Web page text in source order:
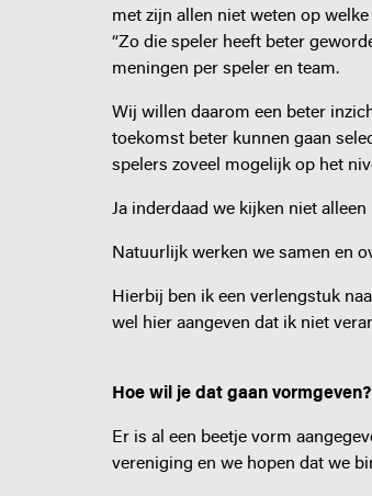
met zijn allen niet weten op
“Zo die speler heeft beter
meningen per speler en team.
Wij willen daarom een beter
toekomst beter kunnen gaan
spelers zoveel mogelijk op het
Ja inderdaad we kijken niet
Natuurlijk werken we samen en
Hierbij ben ik een verlengstuk
wel hier aangeven dat ik niet
Hoe wil je dat gaan vormgeven?
Er is al een beetje vorm
vereniging en we hopen dat we